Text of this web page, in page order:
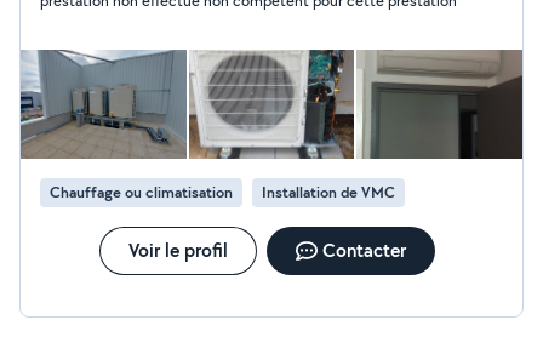
durable, des équipements fiables et des économies
Chauffage ou climatisation Installation de VMC
Voir le profil Contacter